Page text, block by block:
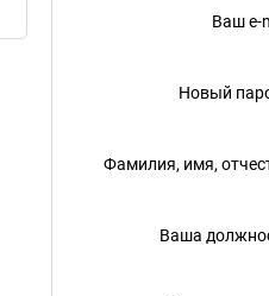
Ваш e-
Новый
Фамилия, имя,
Ваша